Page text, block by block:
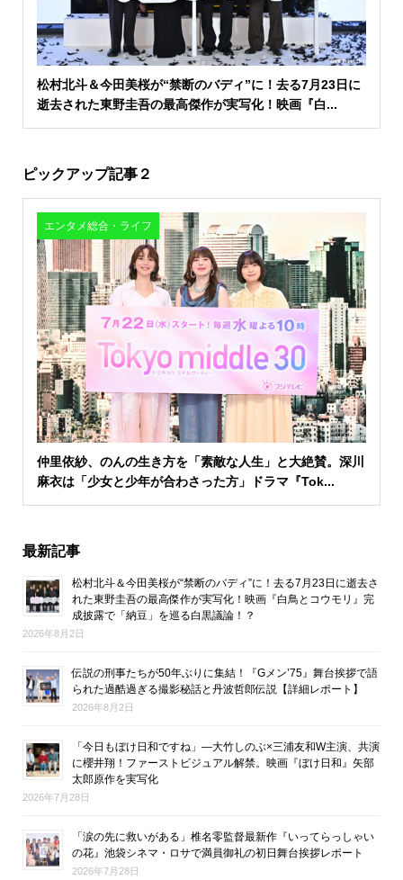
松村北斗＆今田美桜が“禁断のバディ”に！去る7月23日に
逝去された東野圭吾の最高傑作が実写化！映画『白...
ピックアップ記事２
エンタメ総合・ライフ
仲里依紗、のんの生き方を「素敵な人生」と大絶賛。深川
麻衣は「少女と少年が合わさった方」ドラマ『Tok...
最新記事
松村北斗＆今田美桜が“禁断のバディ”に！去る7月23日に逝去さ
れた東野圭吾の最高傑作が実写化！映画『白鳥とコウモリ』完
成披露で「納豆」を巡る白黒議論！？
2026年8月2日
伝説の刑事たちが50年ぶりに集結！『Gメン’75』舞台挨拶で語
られた過酷過ぎる撮影秘話と丹波哲郎伝説【詳細レポート】
2026年8月2日
「今日もぼけ日和ですね」―大竹しのぶ×三浦友和W主演、共演
に櫻井翔！ファーストビジュアル解禁。映画『ぼけ日和』矢部
太郎原作を実写化
2026年7月28日
「涙の先に救いがある」椎名零監督最新作『いってらっしゃい
の花』池袋シネマ・ロサで満員御礼の初日舞台挨拶レポート
2026年7月28日